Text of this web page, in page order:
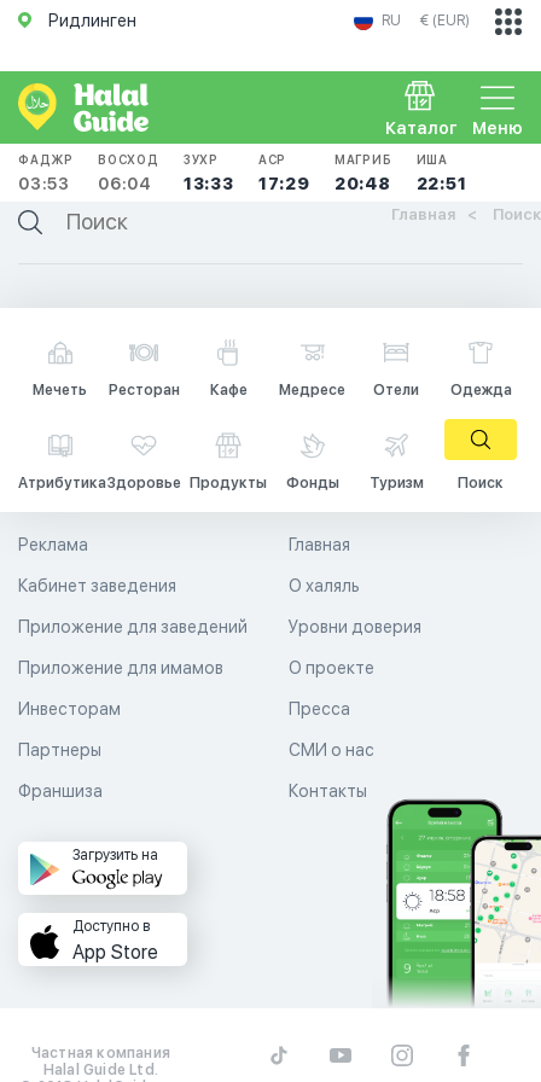
Ридлинген RU € (EUR)
Меню
Каталог
ФАДЖР
03:53
ВОСХОД
06:04
ЗУХР
13:33
АСР
17:29
МАГРИБ
20:48
ИША
22:51
Главная Поиск
Мечеть Ресторан Кафе Медресе Отели Одежда
АтрибутикаЗдоровье Продукты Фонды Туризм Поиск
Главная
О халяль
Уровни доверия
Реклама
Кабинет заведения
Приложение для заведений
Приложение для имамов О проекте
Пресса
СМИ о нас
Контакты
Инвесторам
Партнеры
Франшиза
Загрузить на
Доступно в
App Store
Частная компания
Halal Guide Ltd.